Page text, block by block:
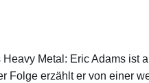
Metal: Eric Adams ist
Folge erzählt er von einer